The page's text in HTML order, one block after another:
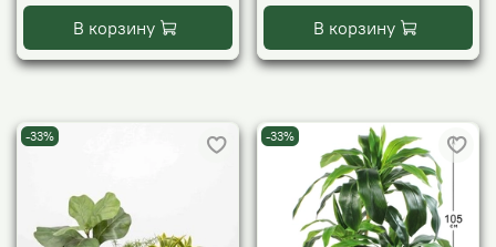
В корзину В корзину
-33% -33%